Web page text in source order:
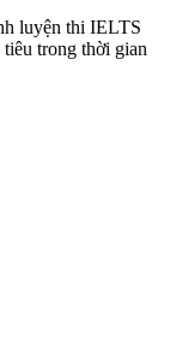
luyện thi IELTS
trong thời gian